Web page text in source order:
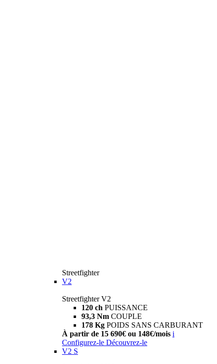
Streetfighter
V2
Streetfighter V2
120 ch PUISSANCE
93,3 Nm COUPLE
178 Kg POIDS SANS CARBURANT
À partir de 15 690€ ou 148€/mois i
Configurez-le Découvrez-le
V2 S